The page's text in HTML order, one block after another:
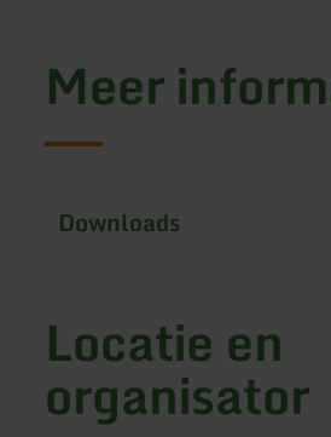
Meer
Downloads
Locatie en
organisator